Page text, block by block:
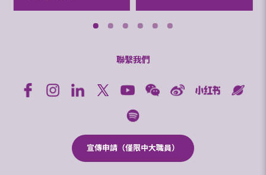
聯繫我們
宣傳申請（僅限中大職員）